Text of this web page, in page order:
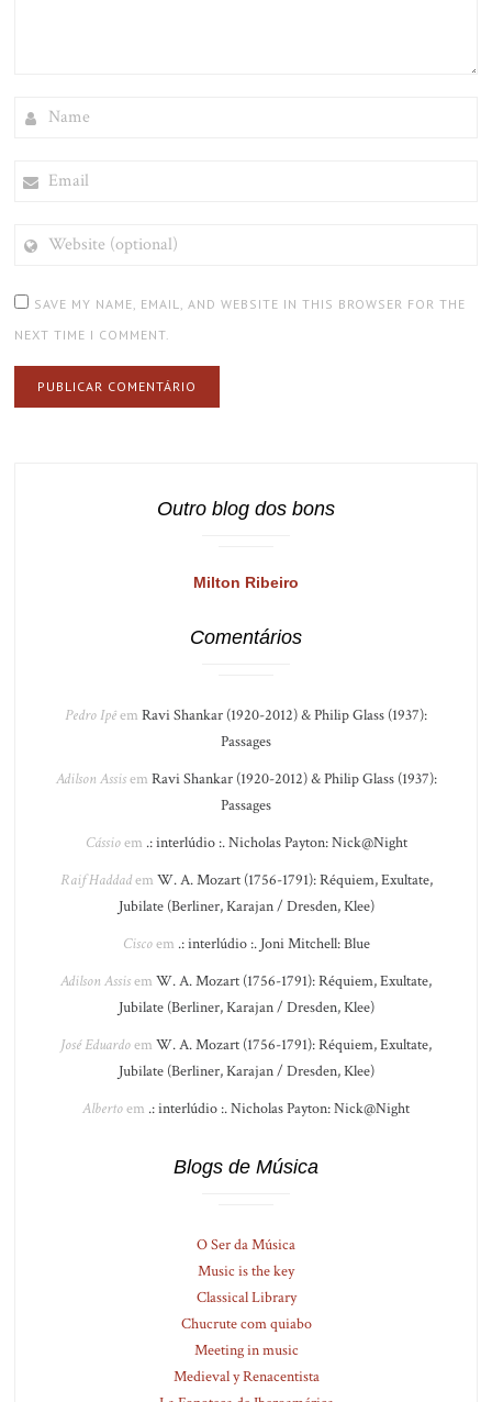
(OPTIONAL)
SAVE MY NAME, EMAIL, AND WEBSITE IN THIS BROWSER FOR THE
NEXT TIME I COMMENT.
Outro blog dos bons
Milton Ribeiro
Comentários
Pedro Ipêem Ravi Shankar (1920-2012) & Philip Glass (1937):
Passages
Adilson Assisem Ravi Shankar (1920-2012) & Philip Glass (1937):
Passages
Cássioem .: interlúdio :. Nicholas Payton: Nick@Night
Raif Haddadem W. A. Mozart (1756-1791): Réquiem, Exultate,
Jubilate (Berliner, Karajan / Dresden, Klee)
Ciscoem .: interlúdio :. Joni Mitchell: Blue
Adilson Assisem W. A. Mozart (1756-1791): Réquiem, Exultate,
Jubilate (Berliner, Karajan / Dresden, Klee)
José Eduardoem W. A. Mozart (1756-1791): Réquiem, Exultate,
Jubilate (Berliner, Karajan / Dresden, Klee)
Albertoem .: interlúdio :. Nicholas Payton: Nick@Night
Blogs de Música
O Ser da Música
Music is the key
Classical Library
Chucrute com quiabo
Meeting in music
Medieval y Renacentista